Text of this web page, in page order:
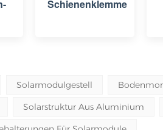
Schienenklemme
Solarmodulgestell
Solarstruktur Aus Aluminium